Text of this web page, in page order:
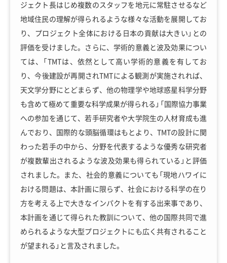
ジェクト長はじめ複数のスタッフを地元に常駐させるなど
地域住民の理解が得られるような様々な活動を展開してお
り、プロジェクト全体における日本の貢献は大きい」との
評価を受けました。さらに、学術的意義と波及効果につい
ては、「TMTは、依然として高い学術的意義を有してお
り、今後建設が再開されTMTによる観測が実施されれば、
天文学分野にとどまらず、他の物理学や地球惑星科学分野
も含めて極めて重要な科学成果が得られる」「国際協力事業
への参加を通じて、若手研究者や大学院生の人材育成も進
んでおり、国際的な頭脳循環はもとより、TMTの設計に関
わった若手の中から、分野を代表するような優秀な研究者
が複数輩出されるような波及効果も得られている」と評価
されました。また、社会的意義についても「現地ハワイに
おける問題は、本計画に限らず、社会における科学の在り
方を考える上で大きなインパクトを有する出来事であり、
本計画を通じて得られた教訓について、他の国際共同で進
められるような大型プロジェクトにも広く共有されること
が望まれる」と言及されました。